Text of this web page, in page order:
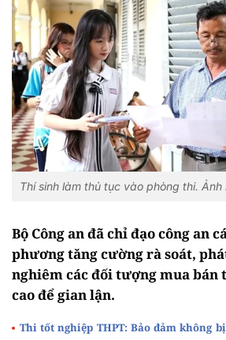
Thí sinh làm thủ tục vào phòng thi. Ảnh
Bộ Công an đã chỉ đạo công an
phương tăng cường rà soát,
nghiêm các đối tượng mua bán
cao để gian lận.
Thi tốt nghiệp THPT: Bảo đảm không